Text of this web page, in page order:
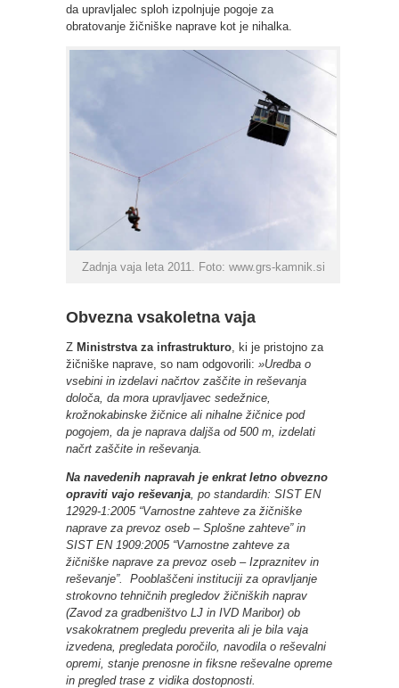
da upravljalec sploh izpolnjuje pogoje za
obratovanje žičniške naprave kot je nihalka.
Zadnja vaja leta 2011. Foto: www.grs-kamnik.si
Obvezna vsakoletna vaja
Z Ministrstva za infrastrukturo , ki je pristojno za
žičniške naprave, so nam odgovorili: »Uredba o
vsebini in izdelavi načrtov zaščite in reševanja
določa, da mora upravljavec sedežnice,
krožnokabinske žičnice ali nihalne žičnice pod
pogojem, da je naprava daljša od 500 m, izdelati
načrt zaščite in reševanja.
Na navedenih napravah je enkrat letno obvezno
opraviti vajo reševanja , po standardih: SIST EN
12929-1:2005 “Varnostne zahteve za žičniške
naprave za prevoz oseb – Splošne zahteve” in
SIST EN 1909:2005 “Varnostne zahteve za
žičniške naprave za prevoz oseb – Izpraznitev in
reševanje”. Pooblaščeni instituciji za opravljanje
strokovno tehničnih pregledov žičniških naprav
(Zavod za gradbeništvo LJ in IVD Maribor) ob
vsakokratnem pregledu preverita ali je bila vaja
izvedena, pregledata poročilo, navodila o reševalni
opremi, stanje prenosne in fiksne reševalne opreme
in pregled trase z vidika dostopnosti.